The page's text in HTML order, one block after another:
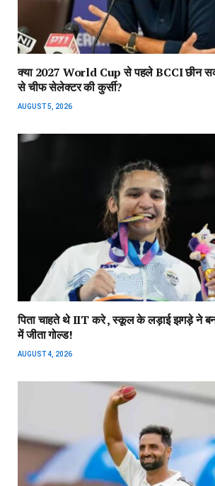
क्या 2027 World Cup से पहले BCCI छीन
से चीफ सेलेक्टर की कुर्सी?
AUGUST 5, 2026
पिता चाहते थे IIT करे , स्कूल के लड़ाई झगड़े ने
में जीता गोल्ड!
AUGUST 4, 2026